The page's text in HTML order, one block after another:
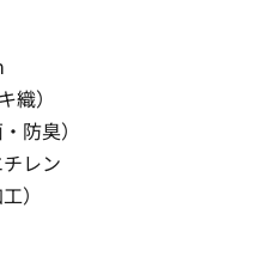
）
防臭）
レン
）